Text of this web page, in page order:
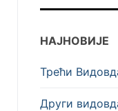
НАЈНОВИЈЕ
Трећи
Други